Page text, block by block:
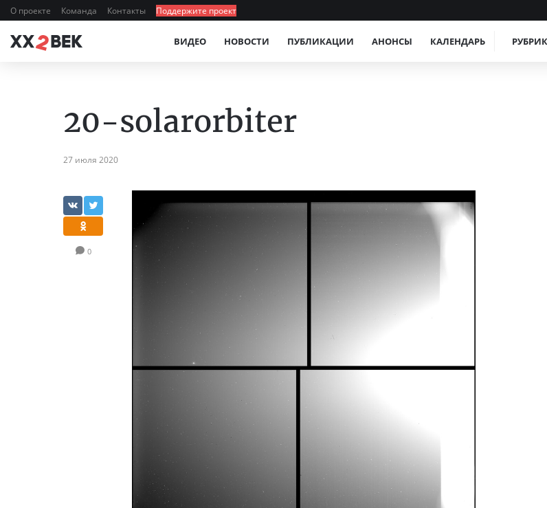
О проекте Команда Контакты Поддержите проект
ВИДЕО НОВОСТИ ПУБЛИКАЦИИ АНОНСЫ КАЛЕНДАРЬ
20-solarorbiter
27 июля 2020
0